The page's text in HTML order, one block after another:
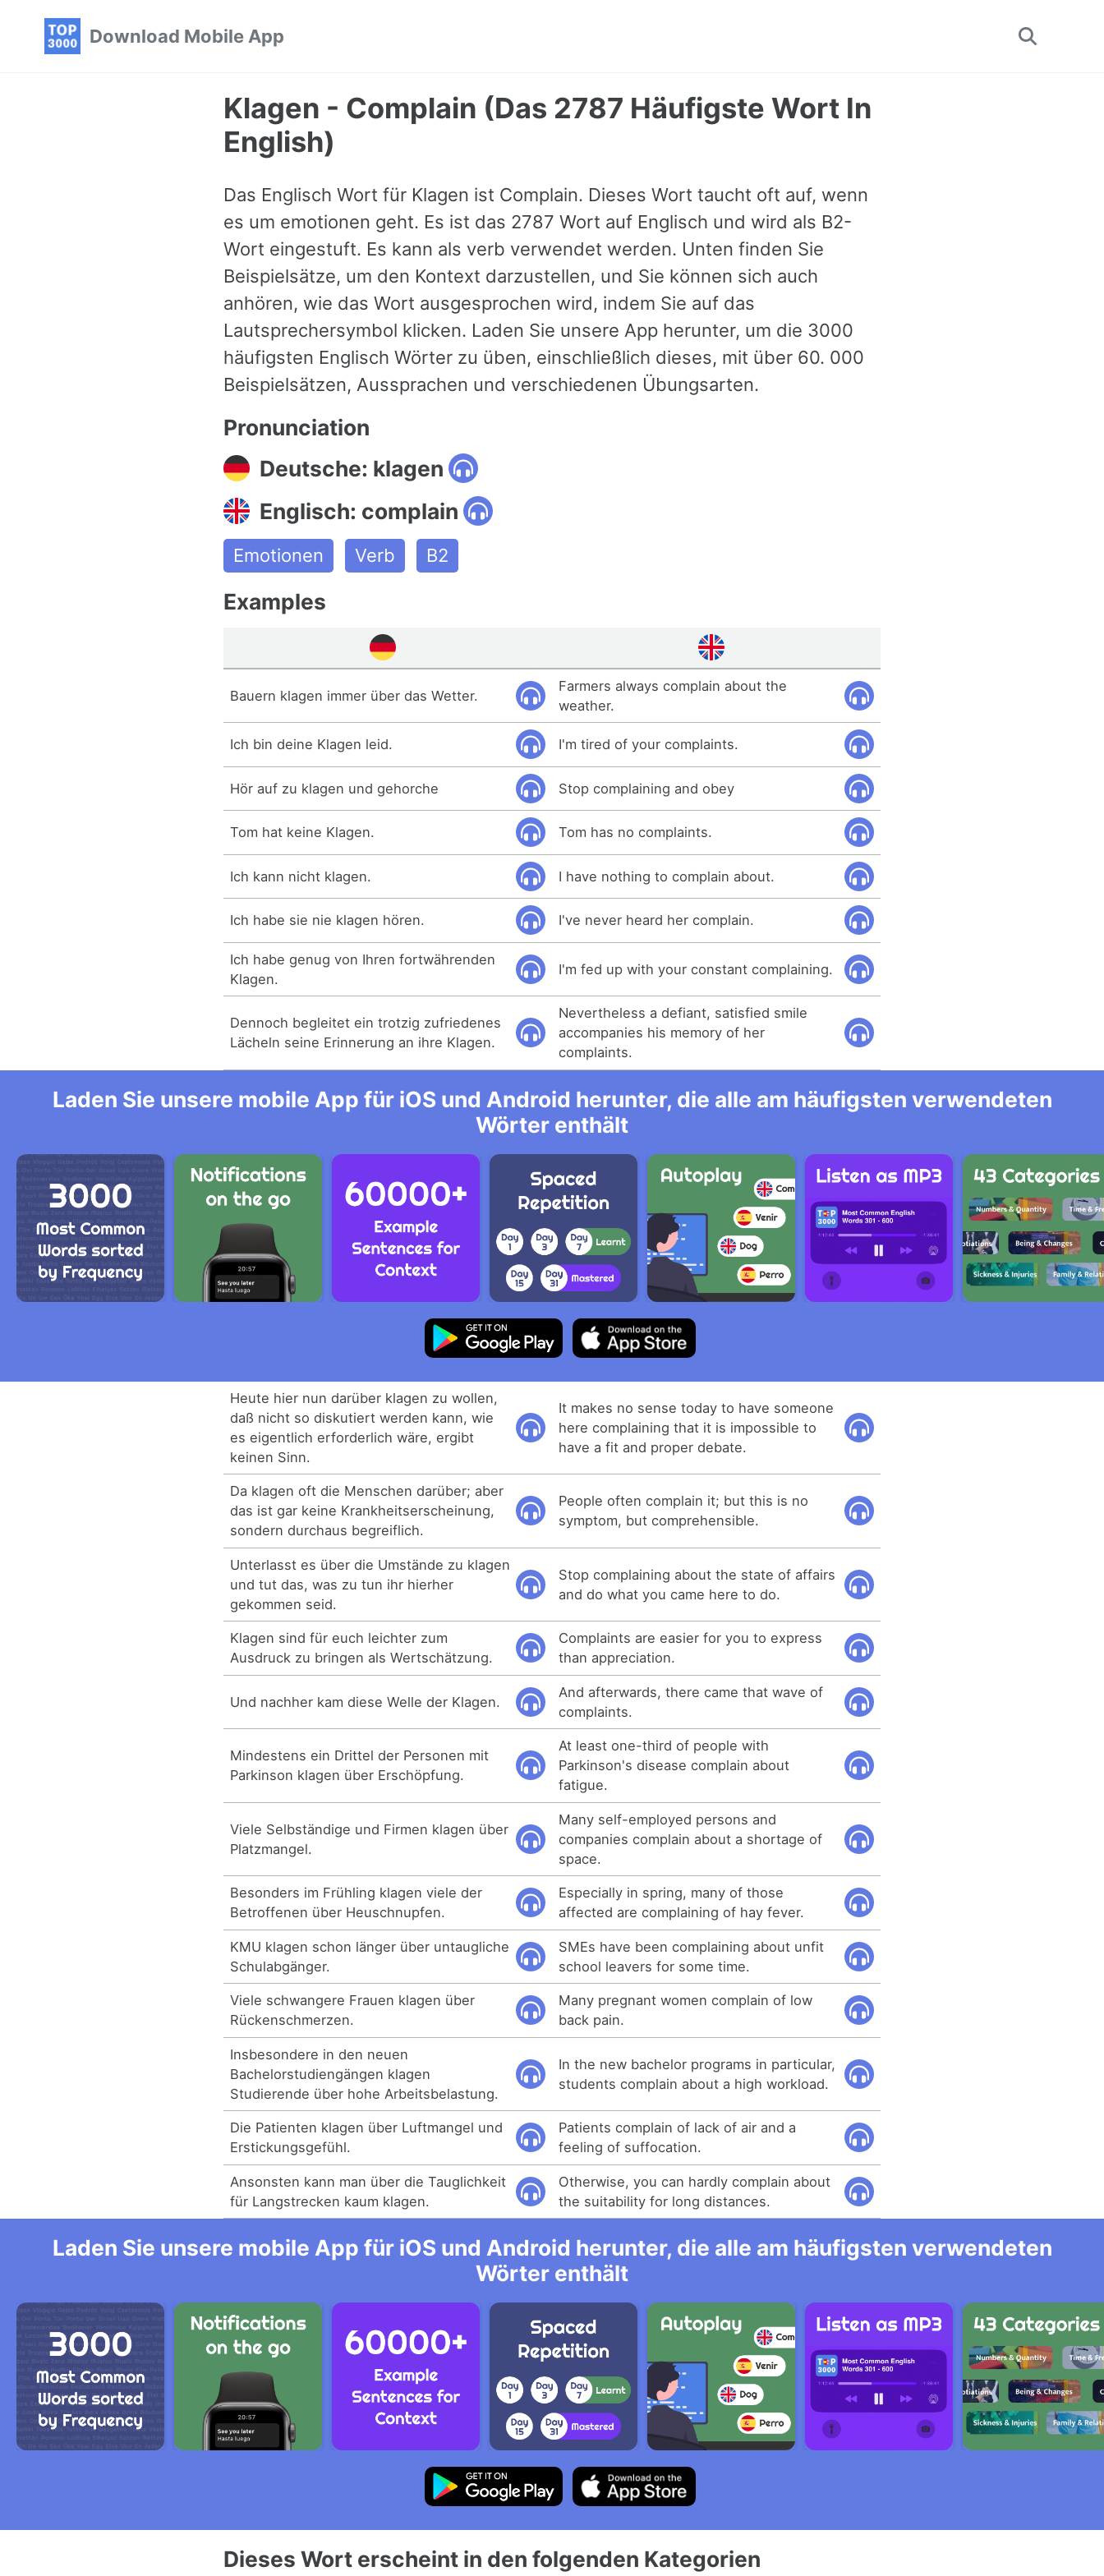
Download Mobile App
Toggle
Klagen - Complain (Das 2787 Häufigste Wort In
English)
Das Englisch Wort für Klagen ist Complain. Dieses Wort taucht oft auf, wenn
es um emotionen geht. Es ist das 2787 Wort auf Englisch und wird als B2-
Wort eingestuft. Es kann als verb verwendet werden. Unten finden Sie
Beispielsätze, um den Kontext darzustellen, und Sie können sich auch
anhören, wie das Wort ausgesprochen wird, indem Sie auf das
Lautsprechersymbol klicken. Laden Sie unsere App herunter, um die 3000
häufigsten Englisch Wörter zu üben, einschließlich dieses, mit über 60. 000
Beispielsätzen, Aussprachen und verschiedenen Übungsarten.
Pronunciation
Deutsche: klagen
Englisch: complain
Emotionen Verb B2
Examples
Bauern klagen immer über das Wetter.
Farmers always complain about the
weather.
Ich bin deine Klagen leid. I'm tired of your complaints.
Hör auf zu klagen und gehorche Stop complaining and obey
Tom hat keine Klagen. Tom has no complaints.
Ich kann nicht klagen. I have nothing to complain about.
Ich habe sie nie klagen hören. I've never heard her complain.
Ich habe genug von Ihren fortwährenden
Klagen.
I'm fed up with your constant complaining.
Dennoch begleitet ein trotzig zufriedenes
Lächeln seine Erinnerung an ihre Klagen.
Nevertheless a defiant, satisfied smile
accompanies his memory of her
complaints.
Laden Sie unsere mobile App für iOS und Android herunter, die alle am häufigsten verwendeten
Wörter enthält
Heute hier nun darüber klagen zu wollen,
daß nicht so diskutiert werden kann, wie
es eigentlich erforderlich wäre, ergibt
keinen Sinn.
It makes no sense today to have someone
here complaining that it is impossible to
have a fit and proper debate.
Da klagen oft die Menschen darüber; aber
das ist gar keine Krankheitserscheinung,
sondern durchaus begreiflich.
People often complain it; but this is no
symptom, but comprehensible.
Unterlasst es über die Umstände zu klagen
und tut das, was zu tun ihr hierher
gekommen seid.
Stop complaining about the state of affairs
and do what you came here to do.
Klagen sind für euch leichter zum
Ausdruck zu bringen als Wertschätzung.
Complaints are easier for you to express
than appreciation.
Und nachher kam diese Welle der Klagen.
And afterwards, there came that wave of
complaints.
Mindestens ein Drittel der Personen mit
Parkinson klagen über Erschöpfung.
At least one-third of people with
Parkinson's disease complain about
fatigue.
Viele Selbständige und Firmen klagen über
Platzmangel.
Many self-employed persons and
companies complain about a shortage of
space.
Besonders im Frühling klagen viele der
Betroffenen über Heuschnupfen.
Especially in spring, many of those
affected are complaining of hay fever.
KMU klagen schon länger über untaugliche
Schulabgänger.
SMEs have been complaining about unfit
school leavers for some time.
Viele schwangere Frauen klagen über
Rückenschmerzen.
Many pregnant women complain of low
back pain.
Insbesondere in den neuen
Bachelorstudiengängen klagen
Studierende über hohe Arbeitsbelastung.
In the new bachelor programs in particular,
students complain about a high workload.
Die Patienten klagen über Luftmangel und
Erstickungsgefühl.
Patients complain of lack of air and a
feeling of suffocation.
Ansonsten kann man über die Tauglichkeit
für Langstrecken kaum klagen.
Otherwise, you can hardly complain about
the suitability for long distances.
Laden Sie unsere mobile App für iOS und Android herunter, die alle am häufigsten verwendeten
Wörter enthält
Dieses Wort erscheint in den folgenden Kategorien